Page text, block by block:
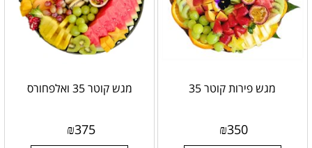
מגש פירות קוטר 35
₪350
מגש קוטר 35 ואלפחורס
₪375